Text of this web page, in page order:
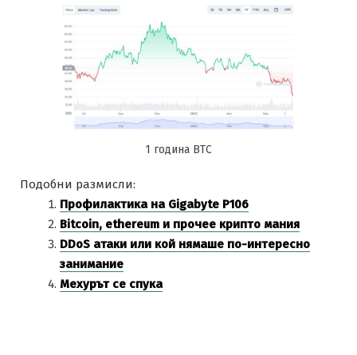
1 година BTC
Подобни размисли:
Профилактика на Gigabyte P106
Bitcoin, ethereum и прочее крипто мания
DDoS атаки или кой нямаше по-интересно
занимание
Мехурът се спука